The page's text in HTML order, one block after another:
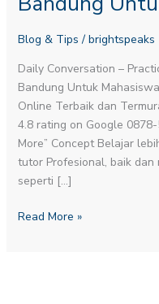
Blog & Tips / brightspeaks
Daily Conversation –
Bandung Untuk
Online Terbaik dan
4.8 rating on Google
More” Concept Belajar
tutor Profesional, baik dan
seperti […]
Di
Untuk
Mahasiswa
Read More »